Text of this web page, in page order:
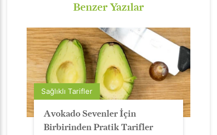
Benzer Yazılar
Sağlıklı Tarifler
Avokado Sevenler İçin
Birbirinden Pratik Tarifler